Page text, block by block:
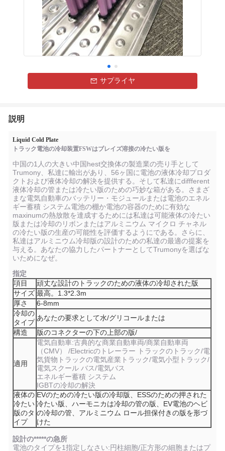
サプライヤ
説明
Liquid Cold Plate
トラック電池の冷却装置FSWはブレイズ溶接の冷たい版を
中国の1人の大きい中国hest交換体の製造業の売り手として
Trumony、私達に輸出があり、56ヶ国に電池の液体冷却プロダ
クトおよび液体冷却の解決を提供する。そして私達にdiffferent
液体冷却の管または冷たい版のための巧妙な箱がある。さまざ
まな電気自動車のバッテリー・モジュールまたは電池のエネル
ギー蓄積 システム電池の棚か電池の容器のために有効な
maxinumの熱放散を達成するためには私達は可能液体の冷たい
版または冷却のリボンまたはアルミニウム マイクロ チャネル
の冷たい版の生産の可能性を評価するようにである。さらに、
私達はアルミニウム冷却版の設計のための私達の最適の提案を
与える。あなたの協力したパートナーとしてTrumonyを選ばな
いためになぜ。
指定
項目
頑丈な設計のトラックのための液体の冷却された版
サイズ 最高。1.3*2.3m
厚さ
6-8mm
冷却の
タイプ
あなたの要求として水/グリコールまたは
構造
版のコネクターの下の上部の版/
適用
電気自動車:古典的な商業自動車両/商業自動車両
（CMV） /Electricのトレーラー トラックのトラック/電
気貨物トラックの電気産業トラック/電気小型トラック/
電気スクール バス/電気バス
エネルギー蓄積 システム
IGBTの冷却の解決
液体の
冷たい
版のタ
イプ
EVのための冷たい版の冷却版、ESSのための押された
冷たい版、ハーモニカは冷却の管の版、EV電池のヘビ
の冷却の管、アルミニウム ロール担保付きの版を形づ
けた
設計の*****の急所
電池のタイプを1指定しなさい:円柱細胞/正方形の細胞またはプ